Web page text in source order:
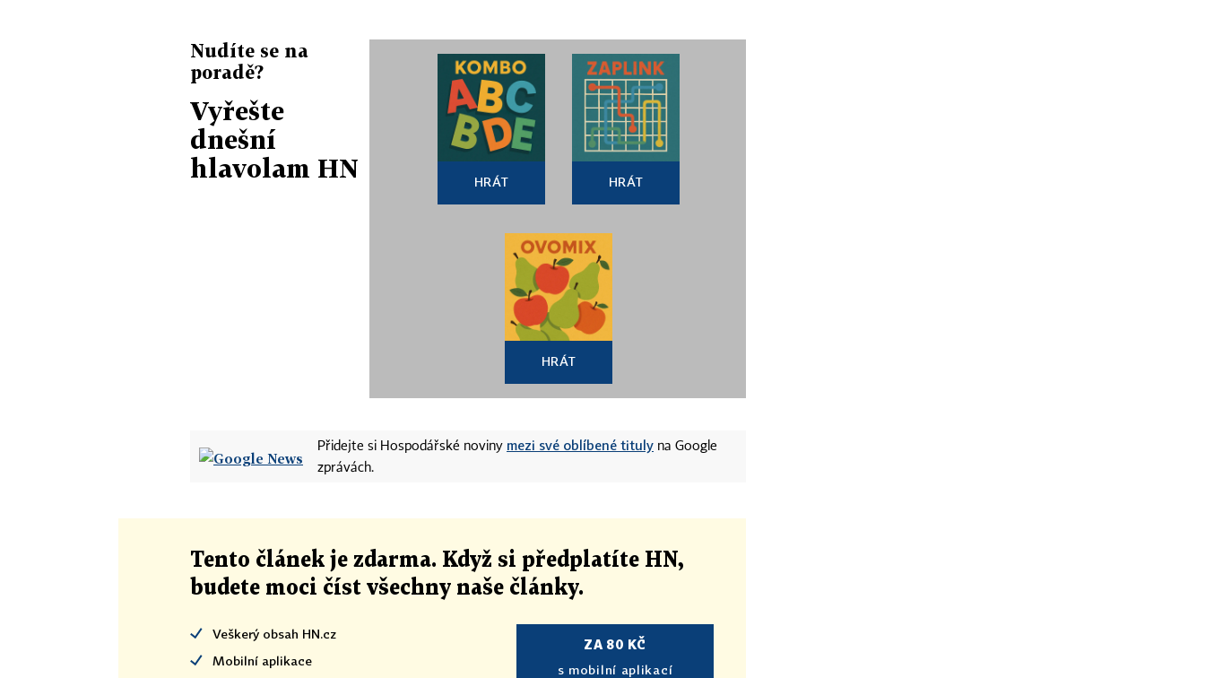
Nudíte se na
poradě?
Vyřešte
dnešní
hlavolam HN
HRÁT HRÁT
HRÁT
Přidejte si Hospodářské noviny mezi své oblíbené tituly na Google
zprávách.
Tento článek je zdarma. Když si předplatíte HN,
budete moci číst všechny naše články.
Veškerý obsah HN.cz
Mobilní aplikace
ZA 80 KČ
s mobilní aplikací